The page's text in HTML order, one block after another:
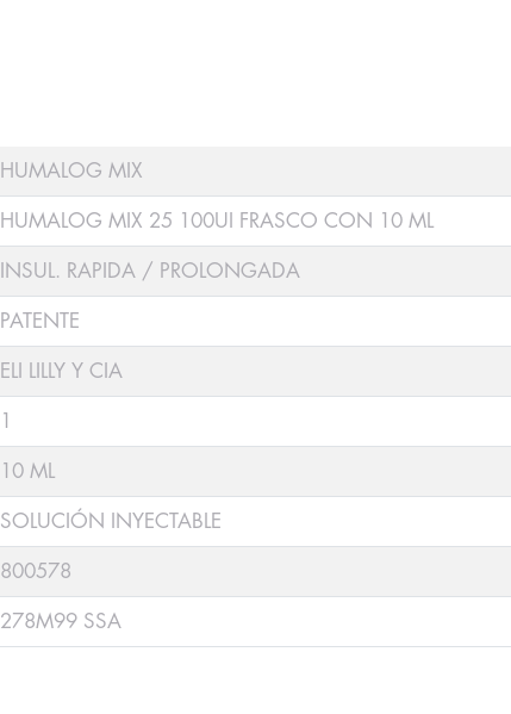
HUMALOG MIX
HUMALOG MIX 25 100UI FRASCO CON 10 ML
INSUL. RAPIDA / PROLONGADA
PATENTE
ELI LILLY Y CIA
1
10 ML
SOLUCIÓN INYECTABLE
800578
278M99 SSA